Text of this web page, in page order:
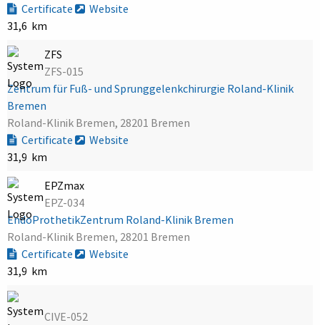
Certificate
Website
31,6 km
ZFS
ZFS-015
Zentrum für Fuß- und Sprunggelenkchirurgie Roland-Klinik
Bremen
Roland-Klinik Bremen, 28201 Bremen
Certificate
Website
31,9 km
EPZmax
EPZ-034
EndoProthetikZentrum Roland-Klinik Bremen
Roland-Klinik Bremen, 28201 Bremen
Certificate
Website
31,9 km
CIVE-052